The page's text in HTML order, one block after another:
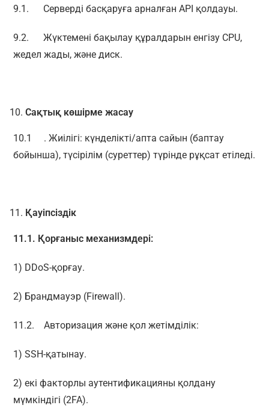
9.1. Серверді басқаруға арналған API қолдауы.
9.2. Жүктемені бақылау құралдарын енгізу CPU,
жедел жады, және диск.
Сақтық көшірме жасау
10.1 . Жиілігі: күнделікті/апта сайын (баптау
бойынша), түсірілім (суреттер) түрінде рұқсат етіледі.
Қауіпсіздік
11.1. Қорғаныс механизмдері:
1) DDoS-қорғау.
2) Брандмауэр (Firewall).
11.2. Авторизация және қол жетімділік:
1) SSH-қатынау.
2) екі факторлы аутентификацияны қолдану
мүмкіндігі (2FA).